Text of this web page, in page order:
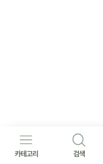
카테고리 검색